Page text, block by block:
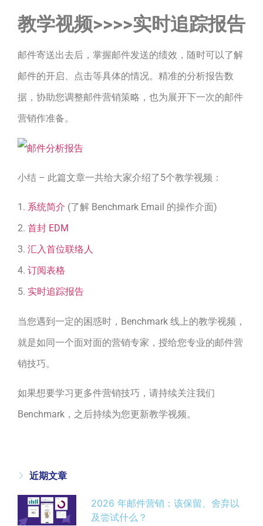
教学视频>>>>实时追踪报告
邮件寄送出去后，掌握邮件发送的绩效，随时可以了解
邮件的开启、点击等具体的情况。精准的分析报告数
据，协助您调整邮件营销策略，也为展开下一次的邮件
营销作准备。
小结 – 此篇文章一共给大家介绍了5个教学视频：
1. 系统简介 (了解 Benchmark Email 的操作介面)
2. 首封 EDM
3. 汇入首位联络人
4. 订阅表格
5. 实时追踪报告
当您遇到一定的困惑时，Benchmark 线上的教学视频，
就是如同一个面对面的营销专家，授给您专业的邮件营
销技巧。
如果想要学习更多件营销技巧，请持续关注我们
Benchmark，之后持续为您更新教学视频。
近期文章
2026 年邮件营销：该保留、舍弃以
及尝试什么？